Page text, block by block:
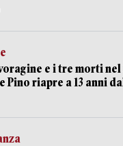
e i tre morti nel
Pino riapre a 13 anni